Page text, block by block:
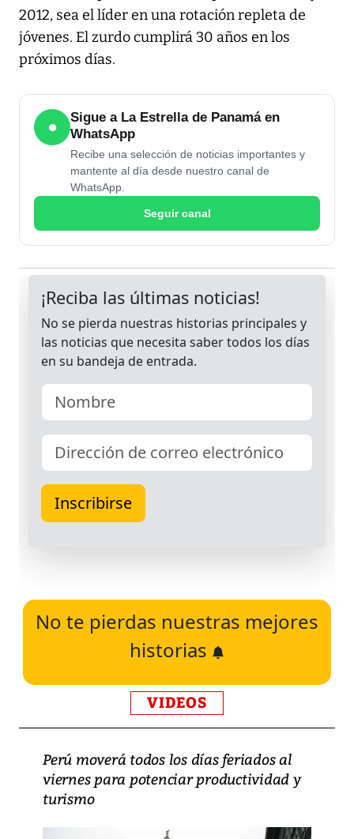
2012, sea el líder en una rotación repleta de
jóvenes. El zurdo cumplirá 30 años en los
próximos días.
●
Sigue a La Estrella de Panamá en
WhatsApp
Recibe una selección de noticias importantes y
mantente al día desde nuestro canal de
WhatsApp.
Seguir canal
No te pierdas nuestras mejores
historias
VIDEOS
Perú moverá todos los días feriados al
viernes para potenciar productividad y
turismo